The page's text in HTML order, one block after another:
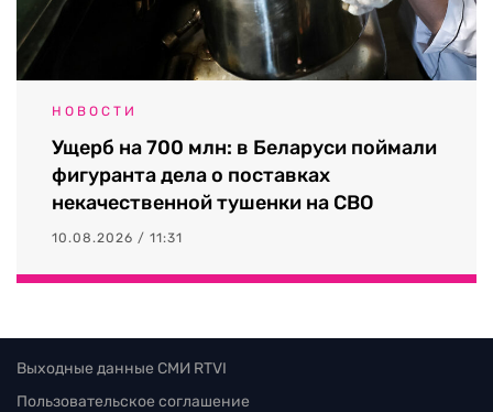
НОВОСТИ
Ущерб на 700 млн: в Беларуси поймали
фигуранта дела о поставках
некачественной тушенки на СВО
10.08.2026 / 11:31
Выходные данные СМИ RTVI
Пользовательское соглашение